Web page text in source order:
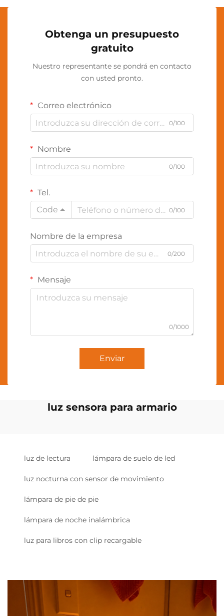
Obtenga un presupuesto
gratuito
Nuestro representante se pondrá en contacto
con usted pronto.
Correo electrónico
0/100
Nombre
0/100
Tel.
Code
0/100
Nombre de la empresa
0/200
Mensaje
0/1000
Enviar
luz sensora para armario
luz de lectura lámpara de suelo de led
luz nocturna con sensor de movimiento
lámpara de pie de pie
lámpara de noche inalámbrica
luz para libros con clip recargable